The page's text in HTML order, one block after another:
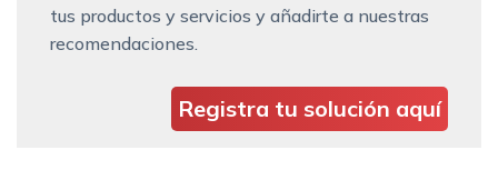
tus productos y servicios y añadirte a nuestras
recomendaciones.
Registra tu solución aquí